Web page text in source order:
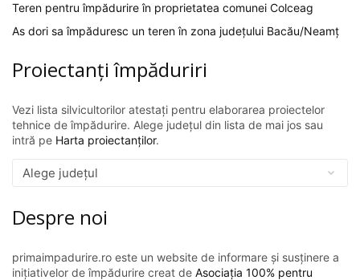
Teren pentru împădurire în proprietatea comunei Colceag
As dori sa împăduresc un teren în zona județului Bacău/Neamț
Proiectanți împăduriri
Vezi lista silvicultorilor atestați pentru elaborarea proiectelor
tehnice de împădurire. Alege județul din lista de mai jos sau
intră pe Harta proiectanților.
Despre noi
primaimpadurire.ro este un website de informare și susținere a
inițiativelor de împădurire creat de Asociația 100% pentru